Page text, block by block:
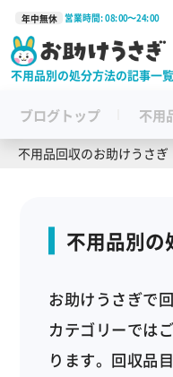
年中無休 営業時間: 08:00〜24:00
不用品別の処分方法の記事一覧
ブログトップ 不用
不用品回収のお助けうさぎ
不用品別の
お助けうさぎで
カテゴリーでは
ります。回収品